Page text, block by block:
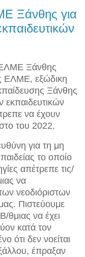
Ξάνθης για
Ξάνθης
ΕΛΜΕ, εξώδικη
Ξάνθης
εκπαιδευτικών
να έχουν
του 2022.
για τη μη
το οποίο
απέτρεπε τις/
να
νεοδιόριστων
Πιστεύουμε
να έχει
κατά τον
ότι δεν νοείται
έπραξαν